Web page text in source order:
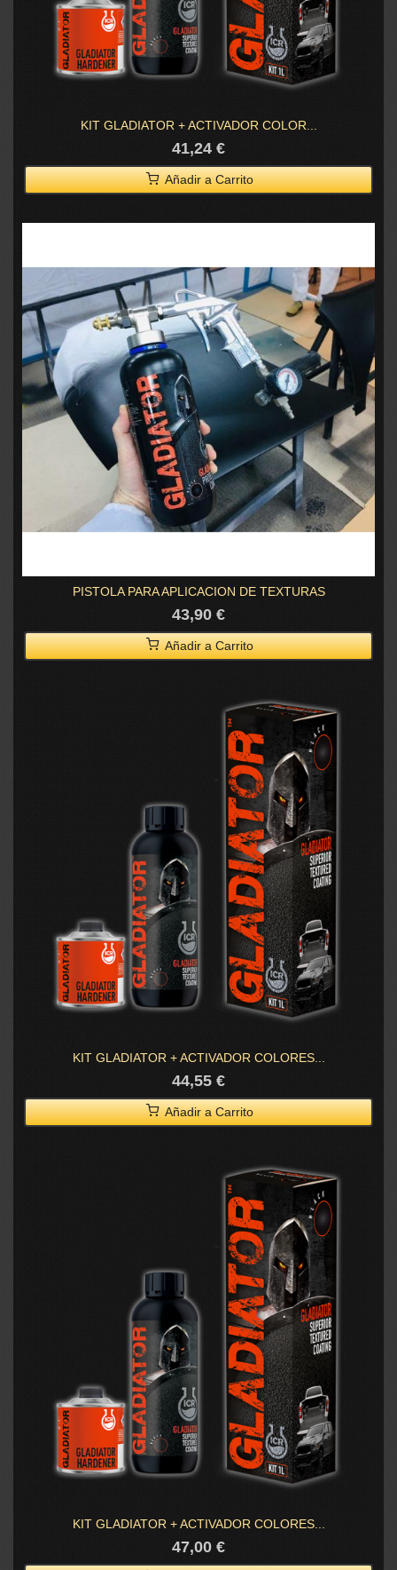
KIT GLADIATOR + ACTIVADOR COLOR...
41,24 €
Añadir a Carrito
PISTOLA PARA APLICACION DE TEXTURAS
43,90 €
Añadir a Carrito
KIT GLADIATOR + ACTIVADOR COLORES...
44,55 €
Añadir a Carrito
KIT GLADIATOR + ACTIVADOR COLORES...
47,00 €